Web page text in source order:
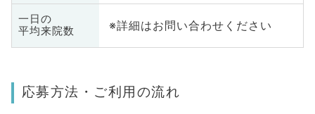
一日の
平均来院数
※詳細はお問い合わせください
応募方法・ご利用の流れ